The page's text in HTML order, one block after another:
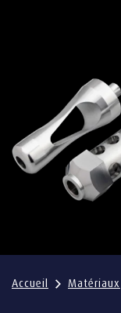
Accueil Matériaux